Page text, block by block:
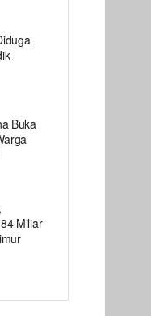
Buka
Miliar